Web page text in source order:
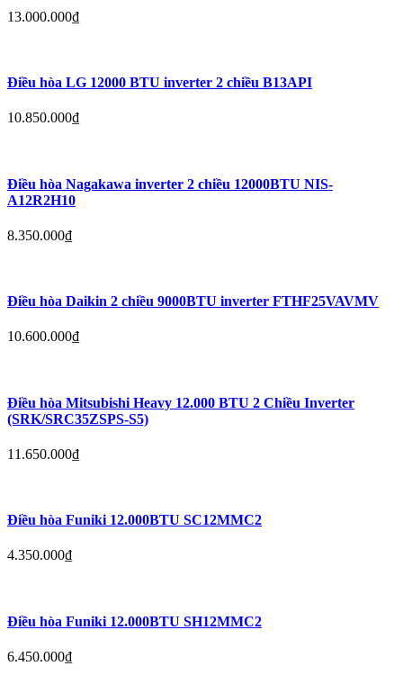
13.000.000₫
Điều hòa LG 12000 BTU inverter 2 chiều B13API
10.850.000₫
Điều hòa Nagakawa inverter 2 chiều 12000BTU NIS-
A12R2H10
8.350.000₫
Điều hòa Daikin 2 chiều 9000BTU inverter FTHF25VAVMV
10.600.000₫
Điều hòa Mitsubishi Heavy 12.000 BTU 2 Chiều Inverter
(SRK/SRC35ZSPS-S5)
11.650.000₫
Điều hòa Funiki 12.000BTU SC12MMC2
4.350.000₫
Điều hòa Funiki 12.000BTU SH12MMC2
6.450.000₫